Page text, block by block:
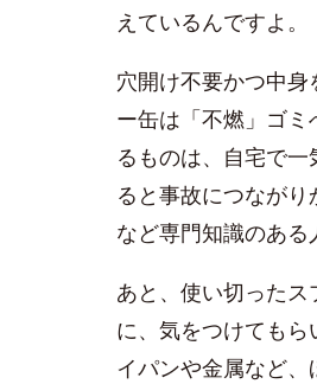
えているんですよ。
穴開け不要かつ中
ー缶は「不燃」ゴ
るものは、自宅で
ると事故につなが
など専門知識のある
あと、使い切った
に、気をつけてもら
イパンや金属など